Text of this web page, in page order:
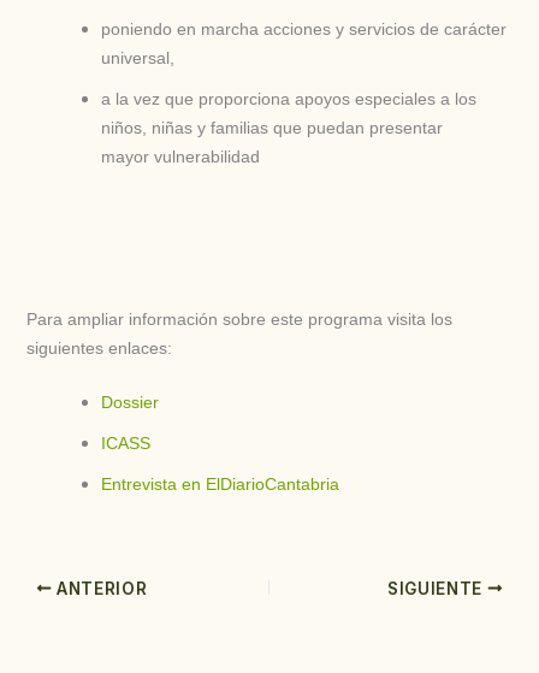
poniendo en marcha acciones y servicios de carácter
universal,
a la vez que proporciona apoyos especiales a los
niños, niñas y familias que puedan presentar
mayor vulnerabilidad
Para ampliar información sobre este programa visita los
siguientes enlaces:
Dossier
ICASS
Entrevista en ElDiarioCantabria
ANTERIOR SIGUIENTE